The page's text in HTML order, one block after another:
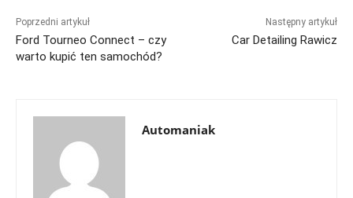
Poprzedni artykuł
Ford Tourneo Connect – czy
warto kupić ten samochód?
Następny artykuł
Car Detailing Rawicz
Automaniak